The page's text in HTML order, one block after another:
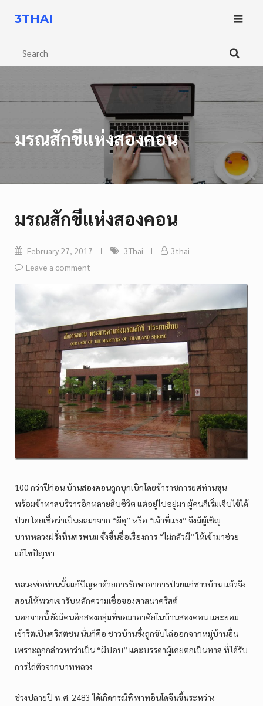
content
3THAI
มรณสักขีแห่งสองคอน
มรณสักขีแห่งสองคอน
February 27, 2017 3Thai
3thai
Leave a comment
100 กว่าปีก่อน บ้านสองคอนถูกบุกเบิกโดยข้าราชการยศท่านขุน
พร้อมข้าทาสบริวารอีกหลายสิบชีวิต แต่อยู่ไปอยู่มา ผู้คนก็เริ่มเจ็บไข้ได้
ป่วย โดยเชื่อว่าเป็นผลมาจาก “ผีดุ” หรือ “เจ้าที่แรง” จึงมีผู้เชิญ
บาทหลวงฝรั่งที่นครพนม ซึ่งขึ้นชื่อเรื่องการ “ไม่กลัวผี” ให้เข้ามาช่วย
แก้ไขปัญหา
หลวงพ่อท่านนั้นแก้ปัญหาด้วยการรักษาอาการป่วยแก่ชาวบ้าน แล้วจึง
สอนให้พวกเขารับหลักความเชื่อของศาสนาคริสต์
นอกจากนี้ ยังมีคนอีกสองกลุ่มที่ขอมาอาศัยในบ้านสองคอน และยอม
เข้ารีตเป็นคริสตชน นั่นก็คือ ชาวบ้านซึ่งถูกขับไล่ออกจากหมู่บ้านอื่น
เพราะถูกกล่าวหาว่าเป็น “ผีปอบ” และบรรดาผู้เคยตกเป็นทาส ที่ได้รับ
การไถ่ตัวจากบาทหลวง
ช่วงปลายปี พ.ศ. 2483 ได้เกิดกรณีพิพาทอินโดจีนขึ้นระหว่าง